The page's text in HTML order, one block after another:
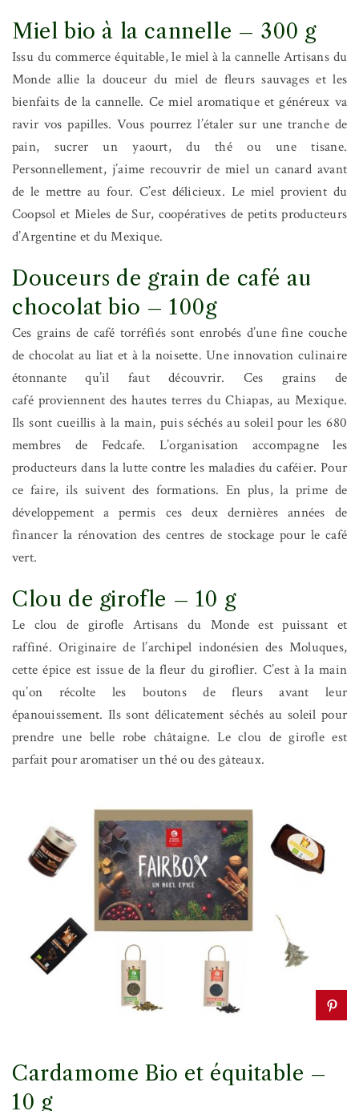
Miel bio à la cannelle – 300 g
Issu du commerce équitable, le miel à la cannelle Artisans du
Monde allie la douceur du miel de fleurs sauvages et les
bienfaits de la cannelle. Ce miel aromatique et généreux va
ravir vos papilles. Vous pourrez l’étaler sur une tranche de
pain, sucrer un yaourt, du thé ou une tisane.
Personnellement, j’aime recouvrir de miel un canard avant
de le mettre au four. C’est délicieux. Le miel provient du
Coopsol et Mieles de Sur, coopératives de petits producteurs
d’Argentine et du Mexique.
Douceurs de grain de café au
chocolat bio – 100g
Ces grains de café torréfiés sont enrobés d’une fine couche
de chocolat au liat et à la noisette. Une innovation culinaire
étonnante qu’il faut découvrir. Ces grains de
café proviennent des hautes terres du Chiapas, au Mexique.
Ils sont cueillis à la main, puis séchés au soleil pour les 680
membres de Fedcafe. L’organisation accompagne les
producteurs dans la lutte contre les maladies du caféier. Pour
ce faire, ils suivent des formations. En plus, la prime de
développement a permis ces deux dernières années de
financer la rénovation des centres de stockage pour le café
vert.
Clou de girofle – 10 g
Le clou de girofle Artisans du Monde est puissant et
raffiné. Originaire de l’archipel indonésien des Moluques,
cette épice est issue de la fleur du giroflier. C’est à la main
qu’on récolte les boutons de fleurs avant leur
épanouissement. Ils sont délicatement séchés au soleil pour
prendre une belle robe châtaigne. Le clou de girofle est
parfait pour aromatiser un thé ou des gâteaux.
Cardamome Bio et équitable –
10 g